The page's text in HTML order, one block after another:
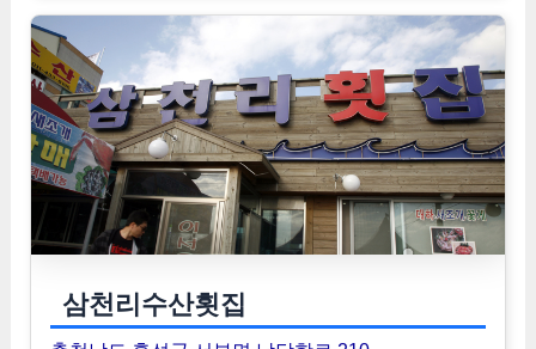
삼천리수산횟집